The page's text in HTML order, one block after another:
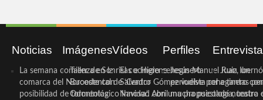
Noticias
La semana comienza en la
comarca del Noroeste con
posibilidad de tormentas
Imágenes
Taller de Sonrisas e Higiene
Bucodental de ‘Centro
Odontológico Innova’. Abril
Vídeos
El cocinero ceheginero
Salvador Gómez vuelve por
Navidad con una propuesta
Perfiles
Jesús Manuel Ruiz, un
periodista ceheginero con
mucha psicología, teatro
Juan
a tantas
de nuestra